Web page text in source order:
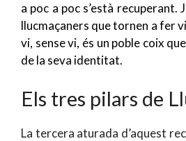
a poc a poc s’està recuperant.
llucmaçaners que tornen a fer
vi, sense vi, és un poble coix
de la seva identitat.
Els tres pilars de
La tercera aturada d’aquest